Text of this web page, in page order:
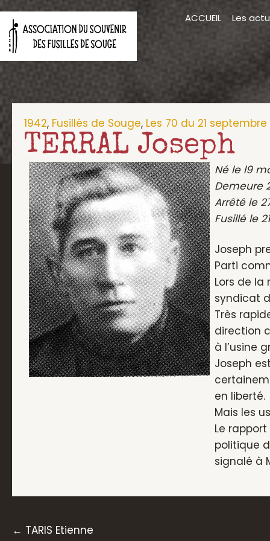
Aller
au
contenu
ACCUEIL Les
1942, Fusillés de Souge, Les 70 du 21 septembre
TERRAL Joseph
Né le l9
Demeure
Arrêté le
Fusillé le
Joseph
Parti
Lors de la
syndicat
Très
direction
à l’usine
Joseph
en liberté.
Mais les
Le
politique
signalé à
Posts
← TARIS Etienne